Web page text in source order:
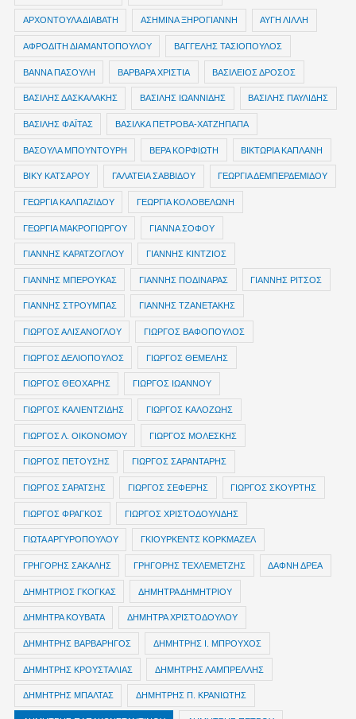
ΑΡΧΟΝΤΟΥΛΑ ΔΙΑΒΑΤΗ ΑΣΗΜΙΝΑ ΞΗΡΟΓΙΑΝΝΗ ΑΥΓΗ ΛΙΛΛΗ
ΑΦΡΟΔΙΤΗ ΔΙΑΜΑΝΤΟΠΟΥΛΟΥ ΒΑΓΓΕΛΗΣ ΤΑΣΙΟΠΟΥΛΟΣ
ΒΑΝΝΑ ΠΑΣΟΥΛΗ ΒΑΡΒΑΡΑ ΧΡΙΣΤΙΑ ΒΑΣΙΛΕΙΟΣ ΔΡΟΣΟΣ
ΒΑΣΙΛΗΣ ΔΑΣΚΑΛΑΚΗΣ ΒΑΣΙΛΗΣ ΙΩΑΝΝΙΔΗΣ ΒΑΣΙΛΗΣ ΠΑΥΛΙΔΗΣ
ΒΑΣΙΛΗΣ ΦΑΪΤΑΣ ΒΑΣΙΛΚΑ ΠΕΤΡΟΒΑ-ΧΑΤΖΗΠΑΠΑ
ΒΑΣΟΥΛΑ ΜΠΟΥΝΤΟΥΡΗ ΒΕΡΑ ΚΟΡΦΙΩΤΗ ΒΙΚΤΩΡΙΑ ΚΑΠΛΑΝΗ
ΒΙΚΥ ΚΑΤΣΑΡΟΥ ΓΑΛΑΤΕΙΑ ΣΑΒΒΙΔΟΥ ΓΕΩΡΓΙΑ ΔΕΜΠΕΡΔΕΜΙΔΟΥ
ΓΕΩΡΓΙΑ ΚΑΛΠΑΖΙΔΟΥ ΓΕΩΡΓΙΑ ΚΟΛΟΒΕΛΩΝΗ
ΓΕΩΡΓΙΑ ΜΑΚΡΟΓΙΩΡΓΟΥ ΓΙΑΝΝΑ ΣΟΦΟΥ
ΓΙΑΝΝΗΣ ΚΑΡΑΤΖΟΓΛΟΥ ΓΙΑΝΝΗΣ ΚΙΝΤΖΙΟΣ
ΓΙΑΝΝΗΣ ΜΠΕΡΟΥΚΑΣ ΓΙΑΝΝΗΣ ΠΟΔΙΝΑΡΑΣ ΓΙΑΝΝΗΣ ΡΙΤΣΟΣ
ΓΙΑΝΝΗΣ ΣΤΡΟΥΜΠΑΣ ΓΙΑΝΝΗΣ ΤΖΑΝΕΤΑΚΗΣ
ΓΙΩΡΓΟΣ ΑΛΙΣΑΝΟΓΛΟΥ ΓΙΩΡΓΟΣ ΒΑΦΟΠΟΥΛΟΣ
ΓΙΩΡΓΟΣ ΔΕΛΙΟΠΟΥΛΟΣ ΓΙΩΡΓΟΣ ΘΕΜΕΛΗΣ
ΓΙΩΡΓΟΣ ΘΕΟΧΑΡΗΣ ΓΙΩΡΓΟΣ ΙΩΑΝΝΟΥ
ΓΙΩΡΓΟΣ ΚΑΛΙΕΝΤΖΙΔΗΣ ΓΙΩΡΓΟΣ ΚΑΛΟΖΩΗΣ
ΓΙΩΡΓΟΣ Λ. ΟΙΚΟΝΟΜΟΥ ΓΙΩΡΓΟΣ ΜΟΛΕΣΚΗΣ
ΓΙΩΡΓΟΣ ΠΕΤΟΥΣΗΣ ΓΙΩΡΓΟΣ ΣΑΡΑΝΤΑΡΗΣ
ΓΙΩΡΓΟΣ ΣΑΡΑΤΣΗΣ ΓΙΩΡΓΟΣ ΣΕΦΕΡΗΣ ΓΙΩΡΓΟΣ ΣΚΟΥΡΤΗΣ
ΓΙΩΡΓΟΣ ΦΡΑΓΚΟΣ ΓΙΩΡΓΟΣ ΧΡΙΣΤΟΔΟΥΛΙΔΗΣ
ΓΙΩΤΑ ΑΡΓΥΡΟΠΟΥΛΟΥ ΓΚΙΟΥΡΚΕΝΤΣ ΚΟΡΚΜΑΖΕΛ
ΓΡΗΓΟΡΗΣ ΣΑΚΑΛΗΣ ΓΡΗΓΟΡΗΣ ΤΕΧΛΕΜΕΤΖΗΣ ΔΑΦΝΗ ΔΡΕΑ
ΔΗΜΗΤΡIOΣ ΓΚΟΓΚΑΣ ΔΗΜΗΤΡΑ ΔΗΜΗΤΡΙΟΥ
ΔΗΜΗΤΡΑ ΚΟΥΒΑΤΑ ΔΗΜΗΤΡΑ ΧΡΙΣΤΟΔΟΥΛΟΥ
ΔΗΜΗΤΡΗΣ ΒΑΡΒΑΡΗΓΟΣ ΔΗΜΗΤΡΗΣ Ι. ΜΠΡΟΥΧΟΣ
ΔΗΜΗΤΡΗΣ ΚΡΟΥΣΤΑΛΙΑΣ ΔΗΜΗΤΡΗΣ ΛΑΜΠΡΕΛΛΗΣ
ΔΗΜΗΤΡΗΣ ΜΠΑΛΤΑΣ ΔΗΜΗΤΡΗΣ Π. ΚΡΑΝΙΩΤΗΣ